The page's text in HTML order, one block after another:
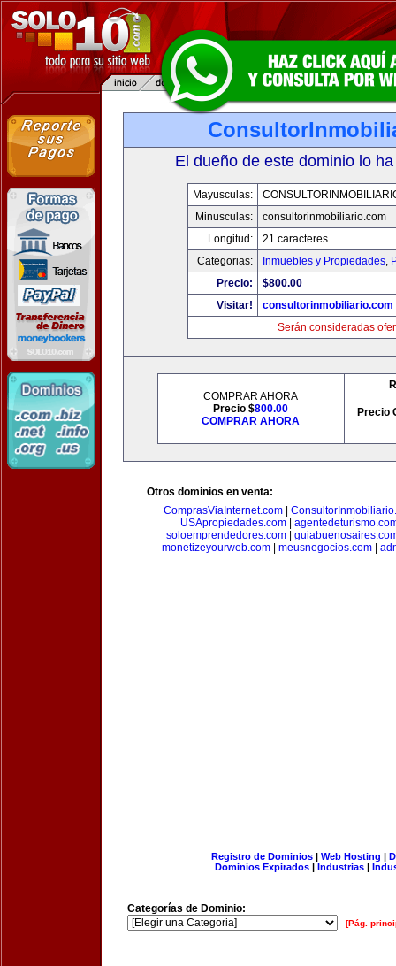
El dueño de este dominio lo
Mayusculas:
Minusculas:
consultorinmobiliario.com
Longitud:
21 caracteres
Categorias:
Inmuebles y Propiedades,
Precio:
$800.00
Visitar!
consultorinmobiliario.com
Serán consideradas
COMPRAR AHORA
Precio $800.00
COMPRAR AHORA
Precio
Otros dominios en venta:
ComprasViaInternet.com
USApropiedades.com|
soloemprendedores.com|
monetizeyourweb.com| meusnegocios.com|
Registro de Dominios| Web Hosting |
Dominios Expirados | Industrias |
Categorías de Dominio:
[Pág.